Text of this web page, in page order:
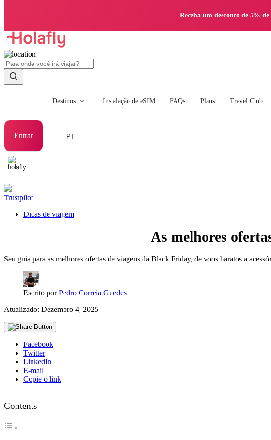
Receba um desconto de 5%
Destinos Instalação de eSIM FAQs Plans Travel Club
Entrar PT
Trustpilot
Dicas de viagem
As melhores
Seu guia para as melhores ofertas de viagens da Black Friday, de voos baratos a
Escrito porPedro Correia Guedes
Atualizado: Dezembro 4, 2025
Facebook
Twitter
LinkedIn
E-mail
Copie o link
Contents